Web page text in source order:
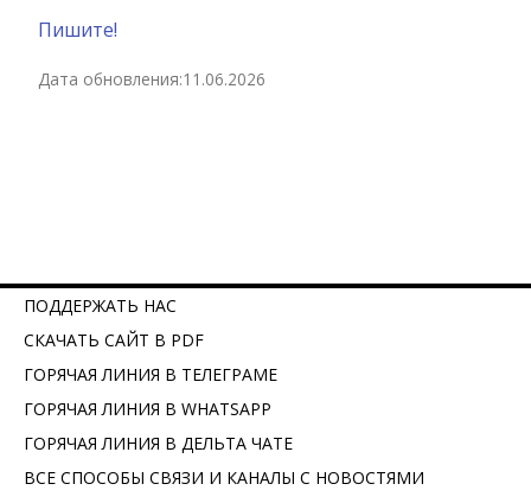
Пишите!
Дата обновления:11.06.2026
ПОДДЕРЖАТЬ НАС
СКАЧАТЬ САЙТ В PDF
ГОРЯЧАЯ ЛИНИЯ В ТЕЛЕГРАМЕ
ГОРЯЧАЯ ЛИНИЯ В WHATSAPP
ГОРЯЧАЯ ЛИНИЯ В ДЕЛЬТА ЧАТЕ
ВСЕ СПОСОБЫ СВЯЗИ И КАНАЛЫ С НОВОСТЯМИ